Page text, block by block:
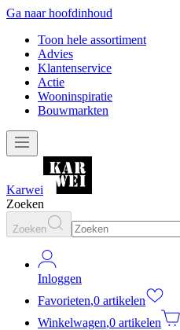
Ga naar hoofdinhoud
Toon hele assortiment
Advies
Klantenservice
Actie
Wooninspiratie
Bouwmarkten
Karwei
Zoeken
Zoeken
Inloggen
Favorieten,0 artikelen
Winkelwagen,0 artikelen